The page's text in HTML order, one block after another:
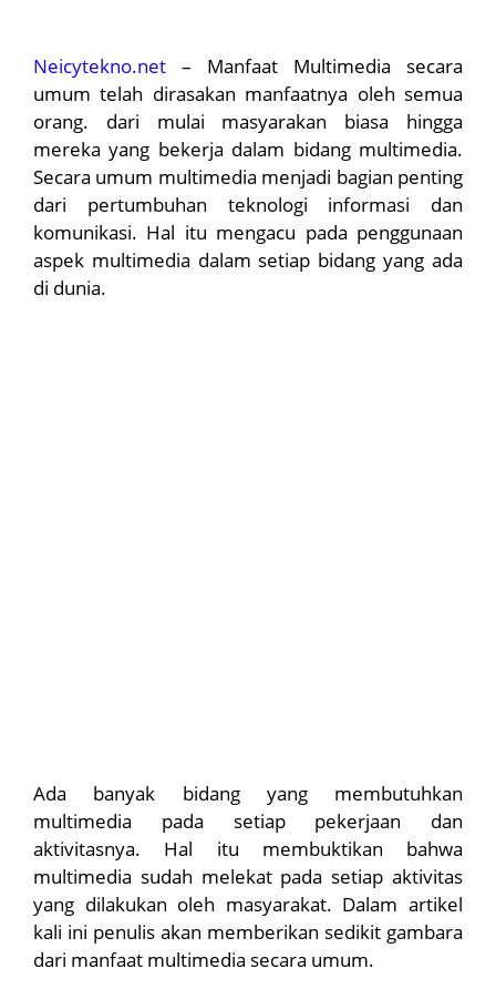
Neicytekno.net – Manfaat Multimedia secara
umum telah dirasakan manfaatnya oleh semua
orang. dari mulai masyarakan biasa hingga
mereka yang bekerja dalam bidang multimedia.
Secara umum multimedia menjadi bagian penting
dari pertumbuhan teknologi informasi dan
komunikasi. Hal itu mengacu pada penggunaan
aspek multimedia dalam setiap bidang yang ada
di dunia.
Ada banyak bidang yang membutuhkan
multimedia pada setiap pekerjaan dan
aktivitasnya. Hal itu membuktikan bahwa
multimedia sudah melekat pada setiap aktivitas
yang dilakukan oleh masyarakat. Dalam artikel
kali ini penulis akan memberikan sedikit gambara
dari manfaat multimedia secara umum.